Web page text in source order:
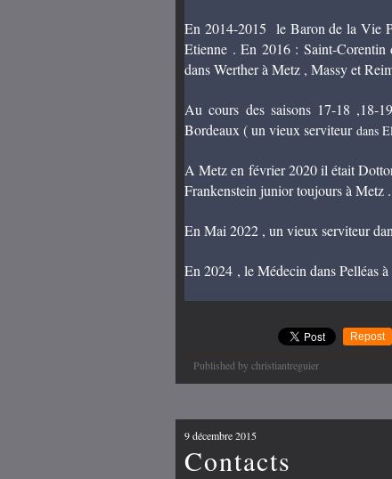
En 2014-2015 le Baron de la Vie
Etienne . En 2016 : Saint-
dans Werther à Metz , Massy et
Au cours des saisons 17-18
Bordeaux ( un vieux serviteur dans
A Metz en février 2020 il était
Frankenstein junior toujours à Metz .
En Mai 2022 , un vieux serviteur
En 2024 , le Médecin dans Pelléas
Repost
Published by christiantreguier
9 décembre 2015
Contacts